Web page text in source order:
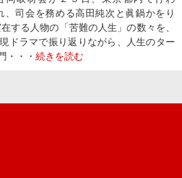
、司会を務める高田純次と眞鍋かをり
る人物の「苦難の人生」の数々を、
ドラマで振り返りながら、人生のター
・・・ 続きを読む